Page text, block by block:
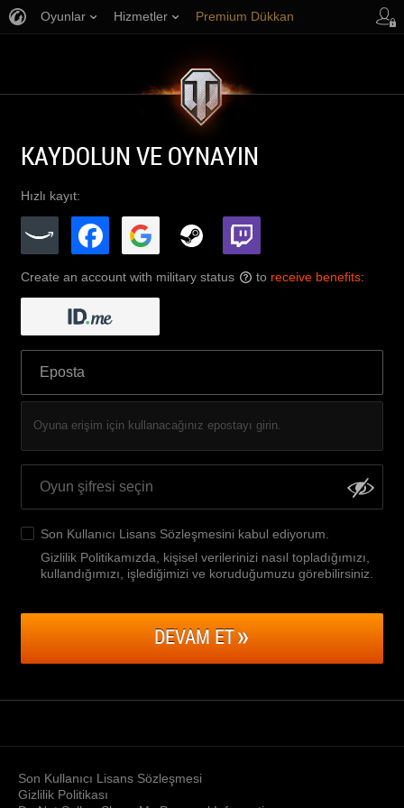
Oyunlar Hizmetler Premium Dükkan
KAYDOLUN VE OYNAYIN
Hızlı kayıt:
Create an account with military status ? to receive benefits:
Oyuna erişim için kullanacağınız epostayı girin.
Son Kullanıcı Lisans Sözleşmesini kabul ediyorum.
Gizlilik Politikamızda, kişisel verilerinizi nasıl topladığımızı,
kullandığımızı, işlediğimizi ve koruduğumuzu görebilirsiniz
DEVAM ET
Son Kullanıcı Lisans Sözleşmesi
Gizlilik Politikası